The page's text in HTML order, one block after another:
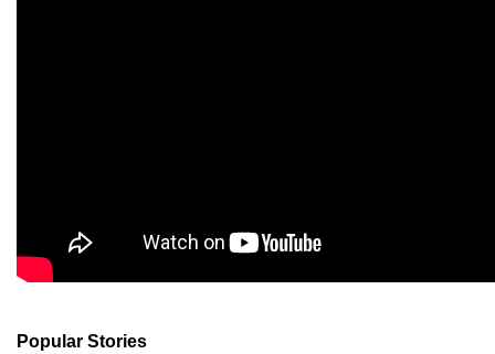
Popular Stories